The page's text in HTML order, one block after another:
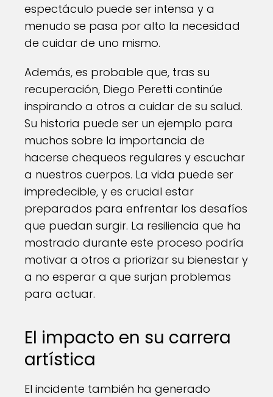
espectáculo puede ser intensa y a
menudo se pasa por alto la necesidad
de cuidar de uno mismo.
Además, es probable que, tras su
recuperación, Diego Peretti continúe
inspirando a otros a cuidar de su salud.
Su historia puede ser un ejemplo para
muchos sobre la importancia de
hacerse chequeos regulares y escuchar
a nuestros cuerpos. La vida puede ser
impredecible, y es crucial estar
preparados para enfrentar los desafíos
que puedan surgir. La resiliencia que ha
mostrado durante este proceso podría
motivar a otros a priorizar su bienestar y
a no esperar a que surjan problemas
para actuar.
El impacto en su carrera
artística
El incidente también ha generado